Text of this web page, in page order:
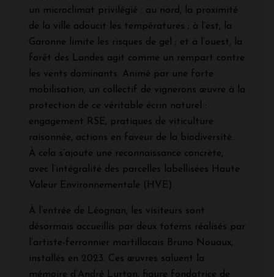
un microclimat privilégié : au nord, la proximité
de la ville adoucit les températures ; à l’est, la
Garonne limite les risques de gel ; et à l’ouest, la
forêt des Landes agit comme un rempart contre
les vents dominants. Animé par une forte
mobilisation, un collectif de vignerons œuvre à la
protection de ce véritable écrin naturel :
engagement RSE, pratiques de viticulture
raisonnée, actions en faveur de la biodiversité…
À cela s’ajoute une reconnaissance concrète,
avec l’intégralité des parcelles labellisées Haute
Valeur Environnementale (HVE).
À l’entrée de Léognan, les visiteurs sont
désormais accueillis par deux totems réalisés par
l’artiste-ferronnier martillacais Bruno Nouaux,
installés en 2023. Ces œuvres saluent la
mémoire d’André Lurton, figure fondatrice de